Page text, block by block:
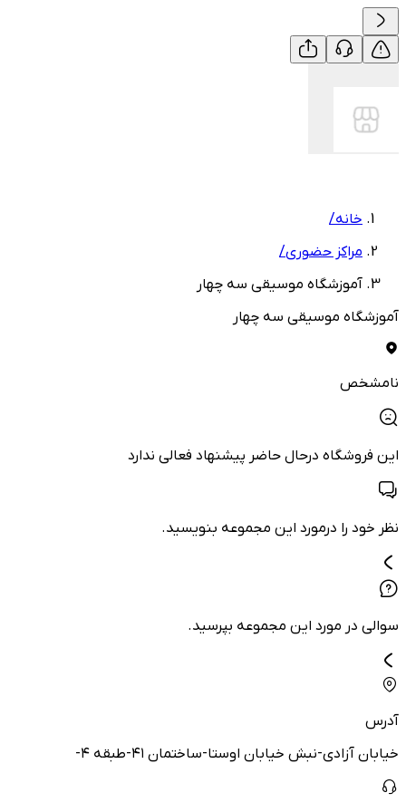
خانه/
مراکز حضوری/
آموزشگاه موسیقی سه چهار
آموزشگاه موسیقی سه چهار
نامشخص
این فروشگاه درحال حاضر پیشنهاد فعالی ندارد
نظر خود را درمورد این مجموعه بنویسید.
سوالی در مورد این مجموعه بپرسید.
آدرس
خیابان آزادی-نبش خیابان اوستا-ساختمان ۴۱-طبقه ۴-